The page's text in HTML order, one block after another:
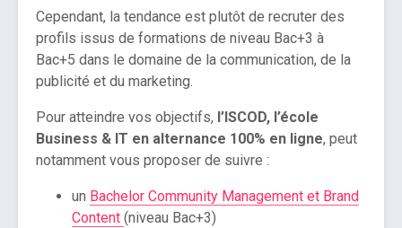
Cependant, la tendance est plutôt de recruter des
profils issus de formations de niveau Bac+3 à
Bac+5 dans le domaine de la communication, de la
publicité et du marketing.
Pour atteindre vos objectifs, l’ISCOD, l’école
Business & IT en alternance 100% en ligne, peut
notamment vous proposer de suivre :
un Bachelor Community Management et Brand
Content (niveau Bac+3)